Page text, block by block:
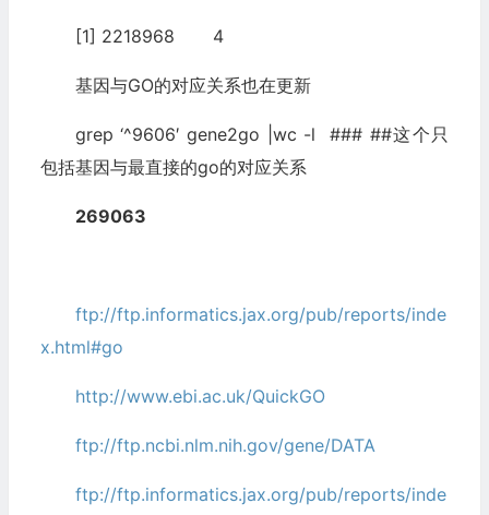
[1] 2218968 4
基因与GO的对应关系也在更新
grep ‘^9606′ gene2go |wc -l ### ##这个只
包括基因与最直接的go的对应关系
269063
ftp://ftp.informatics.jax.org/pub/reports/inde
x.html#go
http://www.ebi.ac.uk/QuickGO
ftp://ftp.ncbi.nlm.nih.gov/gene/DATA
ftp://ftp.informatics.jax.org/pub/reports/inde